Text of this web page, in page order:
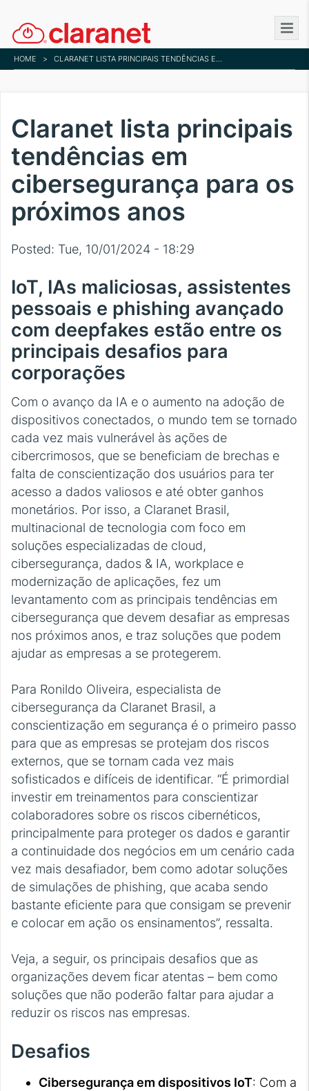
to
main
content
HOME > CLARANET LISTA PRINCIPAIS TENDÊNCIAS EM CIBERSEGURANÇA PARA OS PRÓXIMOS ANOS
Claranet lista principais
tendências em
cibersegurança para os
próximos anos
Posted: Tue, 10/01/2024 - 18:29
IoT, IAs maliciosas, assistentes
pessoais e phishing avançado
com deepfakes estão entre os
principais desafios para
corporações
Com o avanço da IA e o aumento na adoção de
dispositivos conectados, o mundo tem se tornado
cada vez mais vulnerável às ações de
cibercrimosos, que se beneficiam de brechas e
falta de conscientização dos usuários para ter
acesso a dados valiosos e até obter ganhos
monetários. Por isso, a Claranet Brasil,
multinacional de tecnologia com foco em
soluções especializadas de cloud,
cibersegurança, dados & IA, workplace e
modernização de aplicações, fez um
levantamento com as principais tendências em
cibersegurança que devem desafiar as empresas
nos próximos anos, e traz soluções que podem
ajudar as empresas a se protegerem.
Para Ronildo Oliveira, especialista de
cibersegurança da Claranet Brasil, a
conscientização em segurança é o primeiro passo
para que as empresas se protejam dos riscos
externos, que se tornam cada vez mais
sofisticados e difíceis de identificar. “É primordial
investir em treinamentos para conscientizar
colaboradores sobre os riscos cibernéticos,
principalmente para proteger os dados e garantir
a continuidade dos negócios em um cenário cada
vez mais desafiador, bem como adotar soluções
de simulações de phishing, que acaba sendo
bastante eficiente para que consigam se prevenir
e colocar em ação os ensinamentos”, ressalta.
Veja, a seguir, os principais desafios que as
organizações devem ficar atentas – bem como
soluções que não poderão faltar para ajudar a
reduzir os riscos nas empresas.
Desafios
Cibersegurança em dispositivos IoT: Com a